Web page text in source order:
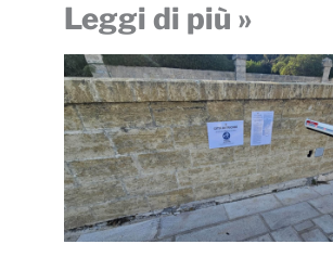
Leggi di più »